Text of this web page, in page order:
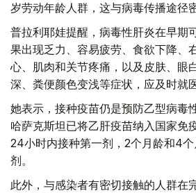
岁劳动年龄人群，这与病毒传播途径
普拉利耶娃提醒，病毒性肝炎在早期
果出现乏力、容易疲劳、食欲下降、
心、肌肉和关节疼痛，以及皮肤、眼
深、粪便颜色变浅等症状，应及时就
她表示，接种疫苗仍是预防乙型病毒
哈萨克斯坦已将乙肝疫苗纳入国家免
24小时内接种第一剂，2个月龄和4
剂。
此外，与感染者有密切接触的人群在